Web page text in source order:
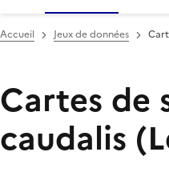
Accueil Jeux de données
Cartes de
caudalis